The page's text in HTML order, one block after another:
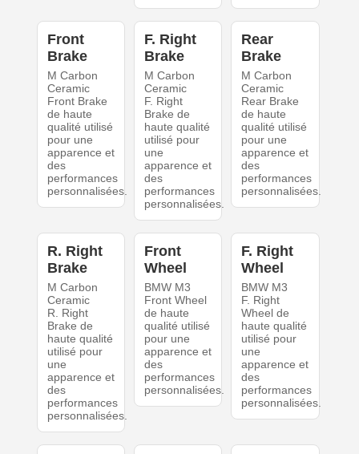
Front
Brake
M Carbon
Ceramic
Front Brake
de haute
qualité utilisé
pour une
apparence et
des
performances
personnalisées.
F. Right
Brake
M Carbon
Ceramic
F. Right
Brake de
haute qualité
utilisé pour
une
apparence et
des
performances
personnalisées.
Rear
Brake
M Carbon
Ceramic
Rear Brake
de haute
qualité utilisé
pour une
apparence et
des
performances
personnalisées.
R. Right
Brake
M Carbon
Ceramic
R. Right
Brake de
haute qualité
utilisé pour
une
apparence et
des
performances
personnalisées.
Front
Wheel
BMW M3
Front Wheel
de haute
qualité utilisé
pour une
apparence et
des
performances
personnalisées.
F. Right
Wheel
BMW M3
F. Right
Wheel de
haute qualité
utilisé pour
une
apparence et
des
performances
personnalisées.